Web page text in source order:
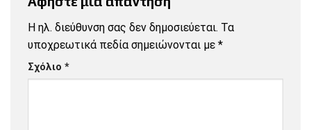
Η ηλ. διεύθυνση σας δεν δημοσιεύεται. Τα
υποχρεωτικά πεδία σημειώνονται με *
Σχόλιο *